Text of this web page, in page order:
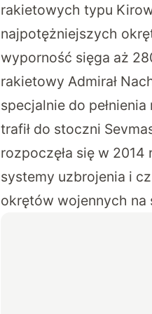
rakietowych typu
najpotężniejszych
wyporność sięga aż
rakietowy Admirał
specjalnie do
trafił do stoczni
rozpoczęła się w
systemy uzbrojenia i
okrętów wojennych na